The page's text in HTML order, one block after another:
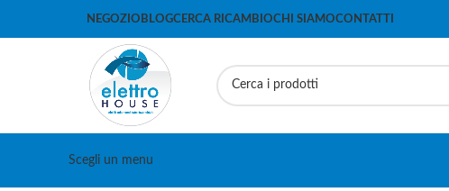
NEGOZIO BLOGCERCA RICAMBIOCHI SIAMOCONTATTI
Scegli un menu